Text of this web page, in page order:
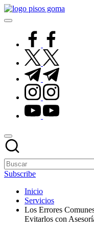
Saltar
al
facebook.com
twitter.com
t.me
instagram.com
youtube.com
Subscribe
Inicio
Servicios
Los Errores
Evitarlos con